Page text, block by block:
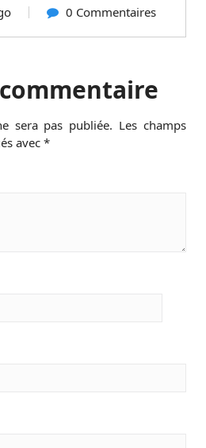
0 Commentaires
sera pas publiée. Les champs
avec *